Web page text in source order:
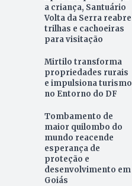
a criança, Santuário
Volta da Serra reabre
trilhas e cachoeiras
para visitação
Mirtilo transforma
propriedades rurais
e impulsiona turismo
no Entorno do DF
Tombamento de
maior quilombo do
mundo reacende
esperança de
proteção e
desenvolvimento em
Goiás